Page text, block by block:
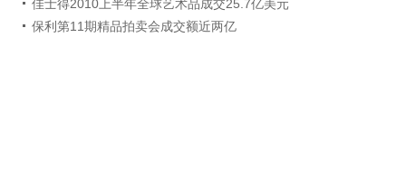
佳士得2010上半年全球艺术品成交25.7亿美元
保利第11期精品拍卖会成交额近两亿